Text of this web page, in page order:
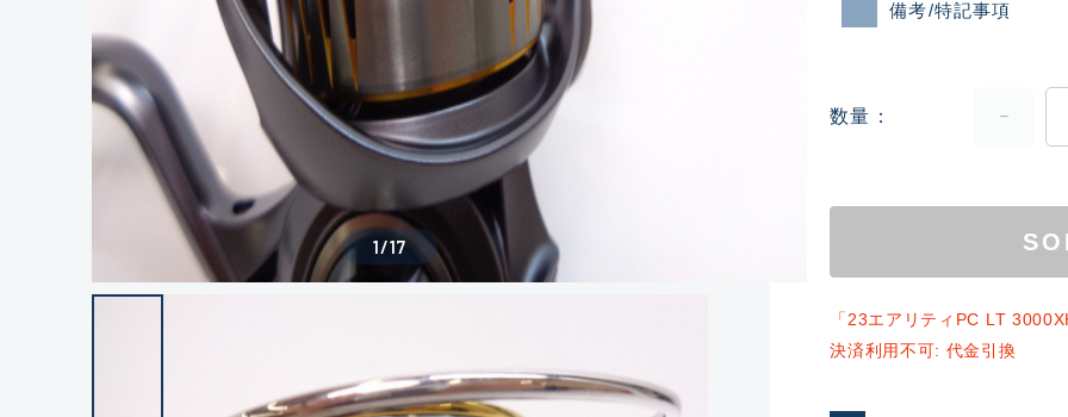
ランクとは？
1/17
備考/特記事項
数量
「23エアリティPC LT
決済利用不可: 代金引換